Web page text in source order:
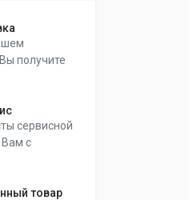
получите
сервисной
с
товар